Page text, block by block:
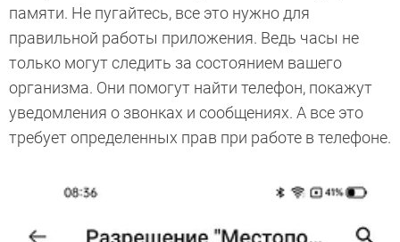
памяти. Не пугайтесь, все это нужно для
правильной работы приложения. Ведь часы не
только могут следить за состоянием вашего
организма. Они помогут найти телефон, покажут
уведомления о звонках и сообщениях. А все это
требует определенных прав при работе в телефоне.